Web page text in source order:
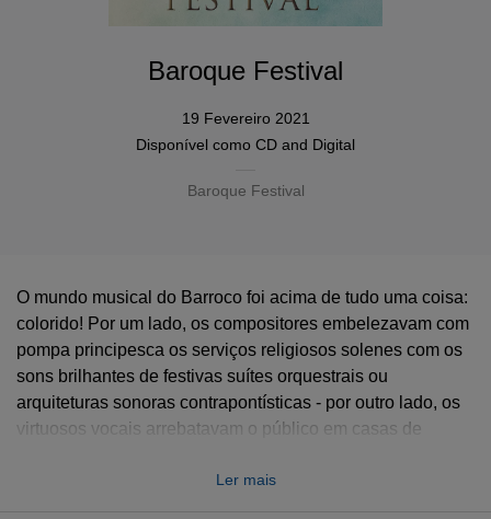
Baroque Festival
19 Fevereiro 2021
Disponível como CD and Digital
Baroque Festival
O mundo musical do Barroco foi acima de tudo uma coisa:
colorido! Por um lado, os compositores embelezavam com
pompa principesca os serviços religiosos solenes com os
sons brilhantes de festivas suítes orquestrais ou
arquiteturas sonoras contrapontísticas - por outro lado, os
virtuosos vocais arrebatavam o público em casas de
concertos nos salões. E é precisamente essa diversidade
Ler mais